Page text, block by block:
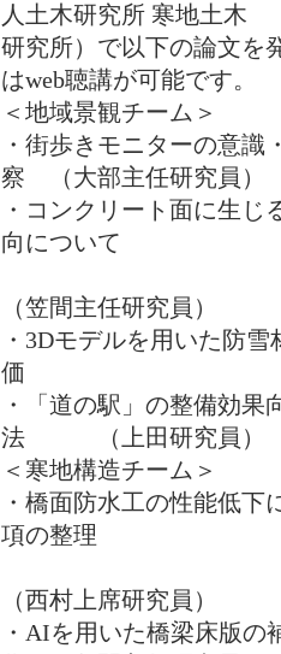
人土木研究所 寒地土木
研究所）で以下の論文を
はweb聴講が可能です。
＜地域景観チーム＞
・街歩きモニターの意
察 （大部主任研究員）
・コンクリート面に生
向について
（笠間主任研究員）
・3Dモデルを用いた防雪
価 （榎本
・「道の駅」の整備効
法 （上田研究員）
＜寒地構造チーム＞
・橋面防水工の性能低
項の整理
（西村上席研究員）
・AIを用いた橋梁床版